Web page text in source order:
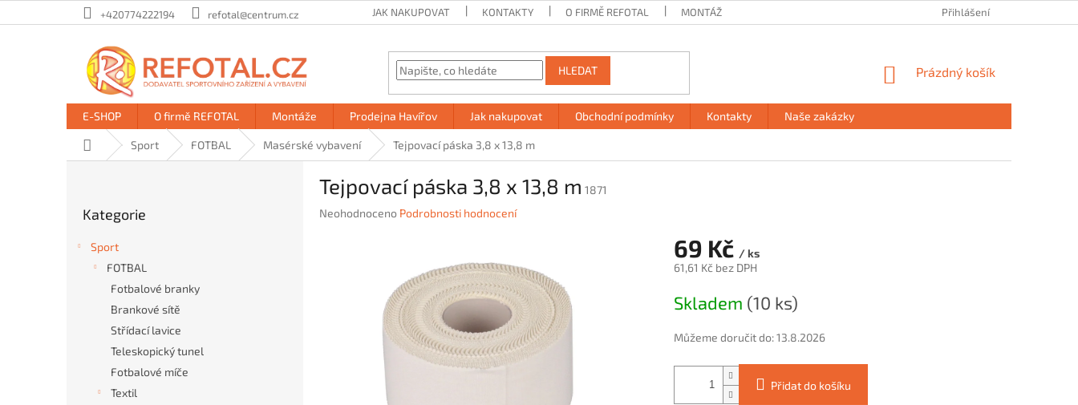
na
+420774222194 refotal@centrum.cz JAK NAKUPOVAT KONTAKTY O FIRMĚ REFOTAL MONTÁŽE PODMÍNKY OCHRANY OSOBNÍCH ÚDAJŮ
Přihlášení
HLEDAT
NÁKUPNÍ
Prázdný košík
E-SHOP O firmě REFOTAL Montáže Prodejna Havířov Jak nakupovat Obchodní podmínky Kontakty Naše zakázky
Domů Sport FOTBAL Masérské vybavení Tejpovací páska 3,8 x 13,8 m
kategorie
Kategorie
Sport
FOTBAL
Fotbalové branky
Brankové sítě
Střídací lavice
Teleskopický tunel
Fotbalové míče
Textil
Tejpovací páska 3,8 x 13,8 m 1871
Průměrné
Neohodnoceno Podrobnosti hodnocení
69 Kč / ks
61,61 Kč bez DPH
cena:
Skladem (10 ks)
Můžeme doručit do: 13.8.2026
Přidat do košíku